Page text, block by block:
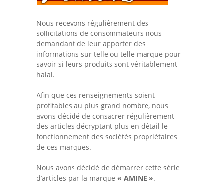
Nous recevons régulièrement des
sollicitations de consommateurs nous
demandant de leur apporter des
informations sur telle ou telle marque pour
savoir si leurs produits sont véritablement
halal.
Afin que ces renseignements soient
profitables au plus grand nombre, nous
avons décidé de consacrer régulièrement
des articles décryptant plus en détail le
fonctionnement des sociétés propriétaires
de ces marques.
Nous avons décidé de démarrer cette série
d’articles par la marque « AMINE ».